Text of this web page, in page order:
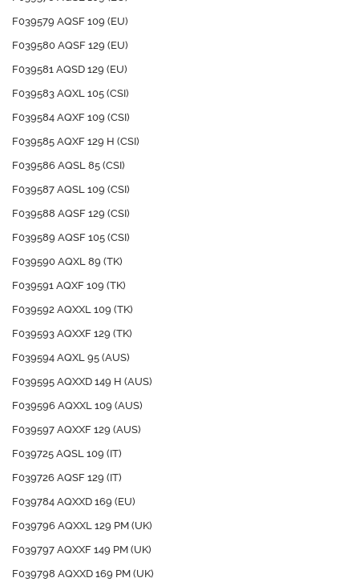
F039579 AQSF 109 (EU)
F039580 AQSF 129 (EU)
F039581 AQSD 129 (EU)
F039583 AQXL 105 (CSI)
F039584 AQXF 109 (CSI)
F039585 AQXF 129 H (CSI)
F039586 AQSL 85 (CSI)
F039587 AQSL 109 (CSI)
F039588 AQSF 129 (CSI)
F039589 AQSF 105 (CSI)
F039590 AQXL 89 (TK)
F039591 AQXF 109 (TK)
F039592 AQXXL 109 (TK)
F039593 AQXXF 129 (TK)
F039594 AQXL 95 (AUS)
F039595 AQXXD 149 H (AUS)
F039596 AQXXL 109 (AUS)
F039597 AQXXF 129 (AUS)
F039725 AQSL 109 (IT)
F039726 AQSF 129 (IT)
F039784 AQXXD 169 (EU)
F039796 AQXXL 129 PM (UK)
F039797 AQXXF 149 PM (UK)
F039798 AQXXD 169 PM (UK)